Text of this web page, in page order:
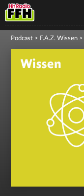
Podcast > F.A.Z. Wissen >